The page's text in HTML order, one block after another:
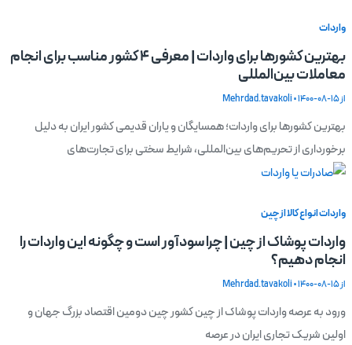
واردات
بهترین کشورها برای واردات | معرفی 4 کشور مناسب برای انجام
معاملات بین‌المللی
از Mehrdad.tavakoli•1400-08-15
بهترین کشورها برای واردات؛ همسایگان و یاران قدیمی کشور ایران به دلیل
برخورداری از تحریم‌های بین‌المللی، شرایط سختی برای تجارت‌های
واردات انواع کالا از چین
واردات پوشاک از چین | چرا سودآور است و چگونه این واردات را
انجام دهیم؟
از Mehrdad.tavakoli•1400-08-15
ورود به عرصه واردات پوشاک از چین کشور چین دومین اقتصاد بزرگ جهان و
اولین شریک تجاری ایران در عرصه